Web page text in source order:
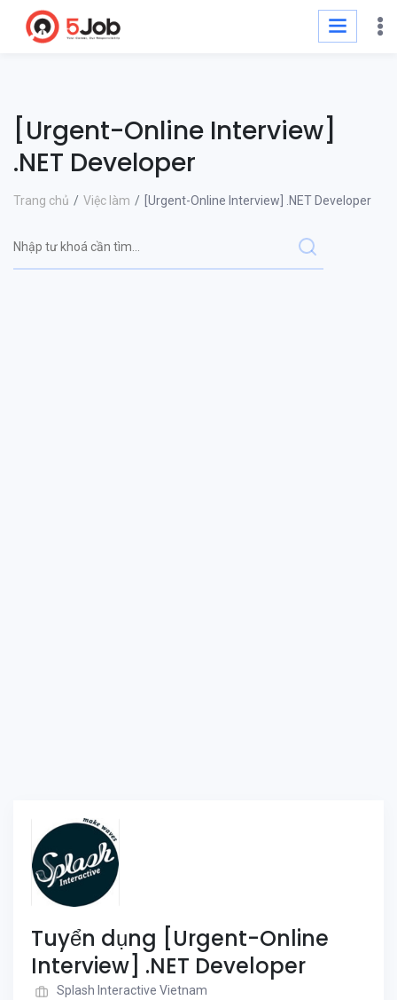
[Urgent-Online Interview]
.NET Developer
Trang chủ Việc làm [Urgent-Online Interview] .NET Developer
Tuyển dụng [Urgent-Online
Interview] .NET Developer
Splash Interactive Vietnam